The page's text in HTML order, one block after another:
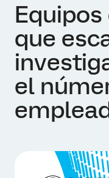
que
el